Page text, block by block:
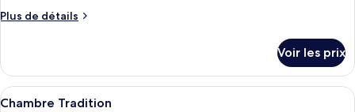
chambre :
Plus de détails
Plus
le
type
de
Voir les prix
Afficher
Une chambre d’hôtel avec un lit,
3
Chambre Tradition